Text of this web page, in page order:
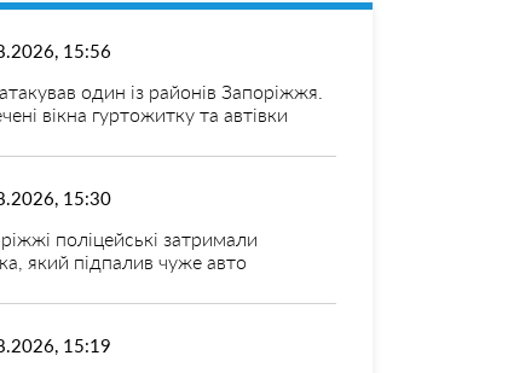
15:56
один із районів Запоріжжя.
вікна гуртожитку та автівки
15:30
поліцейські затримали
який підпалив чуже авто
15:19